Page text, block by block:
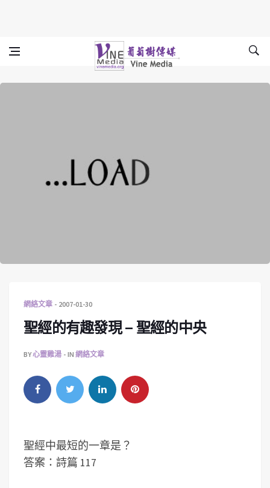
Vine Media
葡萄樹傳媒
網絡文章 2007-01-30
聖經的有趣發現 – 聖經的中央
BY心靈雞湯 IN 網絡文章
聖經中最短的一章是？
答案：詩篇 117